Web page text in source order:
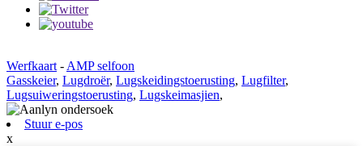
Werfkaart - AMP selfoon
Gasskeier, Lugdroër, Lugskeidingstoerusting, Lugfilter,
Lugsuiweringstoerusting, Lugskeimasjien,
Stuur e-pos
x